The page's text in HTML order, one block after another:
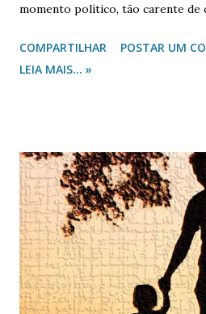
momento político, tão carente de
acessível ao cidadão, parecia ter
infalível de garantia do uso da
Transparência na administração
metodológica da política que o
vivenciou desde as suas
XVI. E, posteriormente,
modernas com o entendimento de
Democracia capengariam sem
presbiteriano (calvinista) a
COMPARTILHAR
POSTAR UM
LEIA MAIS... »